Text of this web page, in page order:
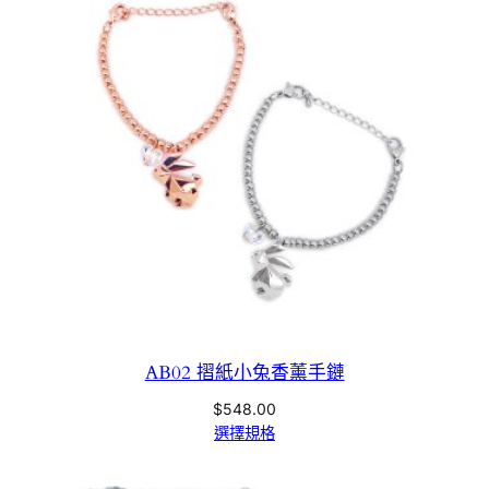
AB02 摺紙小兔香薰手鏈
$548.00
選擇規格